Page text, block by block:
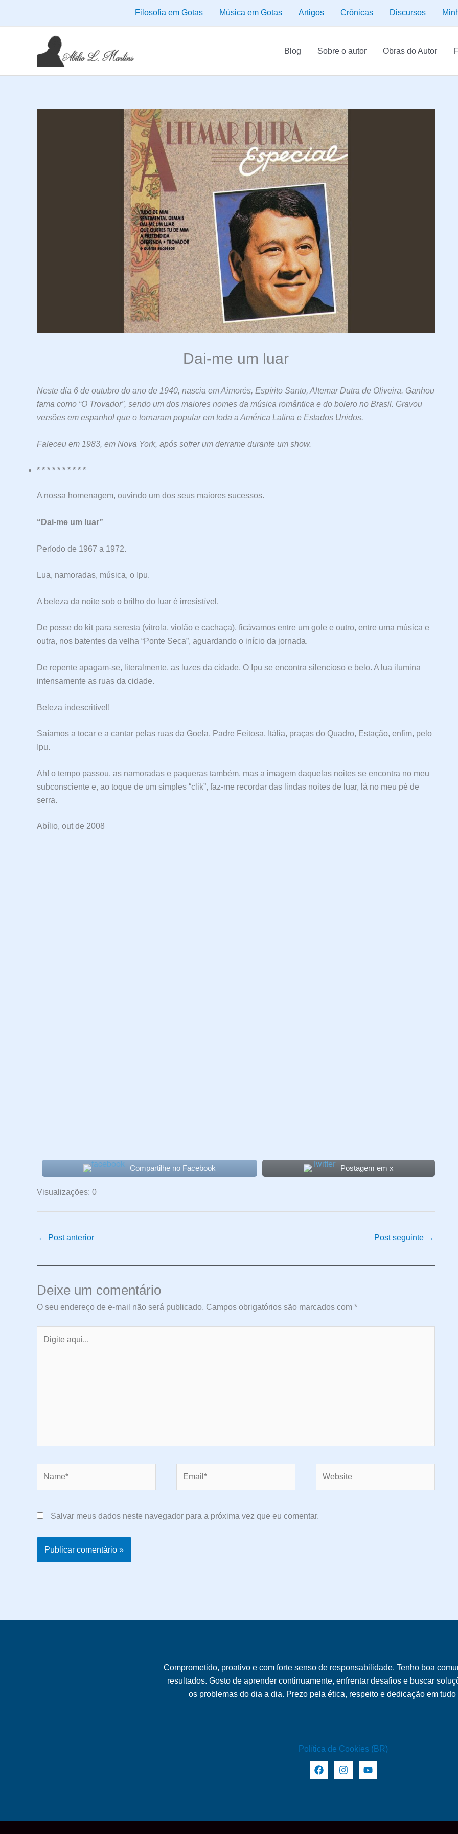
Filosofia em Gotas Música em Gotas Artigos Crônicas Discursos
Blog Sobre o autor Obras do Autor
Dai-me um luar
Neste dia 6 de outubro do ano de 1940, nascia em Aimorés, Espírito Santo, Altemar Dutra de Oliveira. Ganhou
fama como “O Trovador”, sendo um dos maiores nomes da música romântica e do bolero no Brasil. Gravou
versões em espanhol que o tornaram popular em toda a América Latina e Estados Unidos.
Faleceu em 1983, em Nova York, após sofrer um derrame durante um show.
* * * * * * * * * *
A nossa homenagem, ouvindo um dos seus maiores sucessos.
“Dai-me um luar”
Período de 1967 a 1972.
Lua, namoradas, música, o Ipu.
A beleza da noite sob o brilho do luar é irresistível.
De posse do kit para seresta (vitrola, violão e cachaça), ficávamos entre um gole e outro, entre uma música e
outra, nos batentes da velha “Ponte Seca”, aguardando o início da jornada.
De repente apagam-se, literalmente, as luzes da cidade. O Ipu se encontra silencioso e belo. A lua ilumina
intensamente as ruas da cidade.
Beleza indescritível!
Saíamos a tocar e a cantar pelas ruas da Goela, Padre Feitosa, Itália, praças do Quadro, Estação, enfim, pelo
Ipu.
Ah! o tempo passou, as namoradas e paqueras também, mas a imagem daquelas noites se encontra no meu
subconsciente e, ao toque de um simples “clik”, faz-me recordar das lindas noites de luar, lá no meu pé de
serra.
Abílio, out de 2008
Compartilhe no Facebook Postagem em x
Visualizações: 0
← Post anterior Post seguinte →
Deixe um comentário
O seu endereço de e-mail não será publicado. Campos obrigatórios são marcados com *
aqui...
Salvar meus dados neste navegador para a próxima vez que eu comentar.
Comprometido, proativo e com forte senso de responsabilidade. Tenho boa
resultados. Gosto de aprender continuamente, enfrentar desafios e buscar
os problemas do dia a dia. Prezo pela ética, respeito e dedicação em tudo
Política de Cookies (BR)